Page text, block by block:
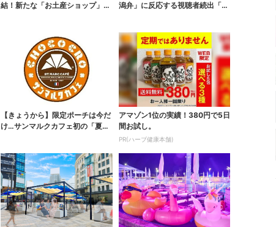
結！新たな「お土産ショップ」、
潟弁」に反応する視聴者続出「グ
【きょうから】限定ポーチは今だ
け…サンマルクカフェ初の「夏福
アマゾン1位の実績！380円で5日
間お試し。
PR(ハーブ健康本舗)